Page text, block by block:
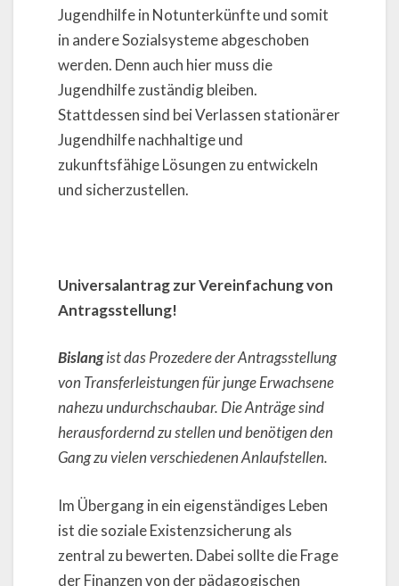
Jugendhilfe in Notunterkünfte und somit
in andere Sozialsysteme abgeschoben
werden. Denn auch hier muss die
Jugendhilfe zuständig bleiben.
Stattdessen sind bei Verlassen stationärer
Jugendhilfe nachhaltige und
zukunftsfähige Lösungen zu entwickeln
und sicherzustellen.
Universalantrag zur Vereinfachung von
Antragsstellung!
Bislangist das Prozedere der Antragsstellung
von Transferleistungen für junge Erwachsene
nahezu undurchschaubar. Die Anträge sind
herausfordernd zu stellen und benötigen den
Gang zu vielen verschiedenen Anlaufstellen.
Im Übergang in ein eigenständiges Leben
ist die soziale Existenzsicherung als
zentral zu bewerten. Dabei sollte die Frage
der Finanzen von der pädagogischen